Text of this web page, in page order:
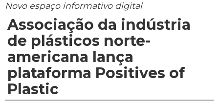
Novo espaço informativo digital
Associação da indústria
de plásticos norte-
americana lança
plataforma Positives of
Plastic